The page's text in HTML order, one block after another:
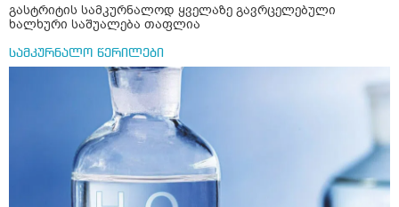
გასტრიტის სამკურნალოდ ყველაზე გავრცელებული
ხალხური საშუალება თაფლია
სამკურნალო წერილები